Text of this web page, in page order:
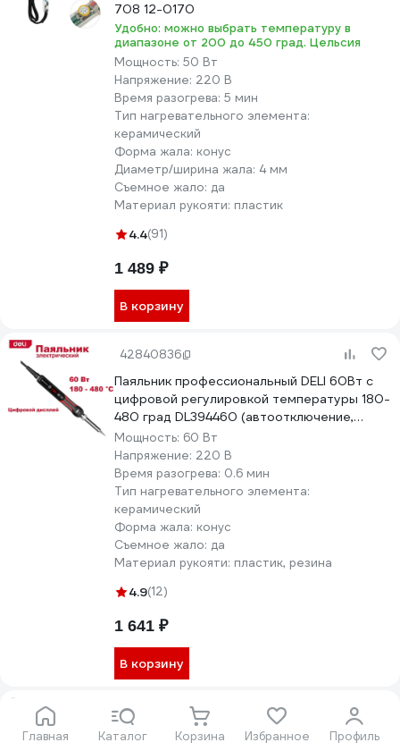
Главная Каталог Корзина Избранное Профиль
708 12-0170
Удобно: можно выбрать температуру в
диапазоне от 200 до 450 град. Цельсия
Мощность: 50 Вт
Напряжение: 220 В
Время разогрева: 5 мин
Тип нагревательного элемента:
керамический
Форма жала: конус
Диаметр/ширина жала: 4 мм
Съемное жало: да
Материал рукояти: пластик
4.4(91)
1 489 ₽
В корзину
42840836
Паяльник профессиональный DELI 60Вт с
цифровой регулировкой температуры 180-
480 град DL394460 (автоотключение,
керамический нагреватель) 220446
Мощность: 60 Вт
Напряжение: 220 В
Время разогрева: 0.6 мин
Тип нагревательного элемента:
керамический
Форма жала: конус
Съемное жало: да
Материал рукояти: пластик, резина
4.9(12)
1 641 ₽
В корзину
15913890
Паяльник REXANT ПД 220 В 200 Вт